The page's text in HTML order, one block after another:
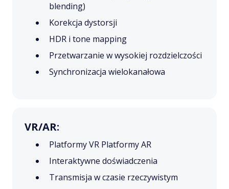
blending)
Korekcja dystorsji
HDR i tone mapping
Przetwarzanie w wysokiej rozdzielczości
Synchronizacja wielokanałowa
VR/AR:
Platformy VR Platformy AR
Interaktywne doświadczenia
Transmisja w czasie rzeczywistym